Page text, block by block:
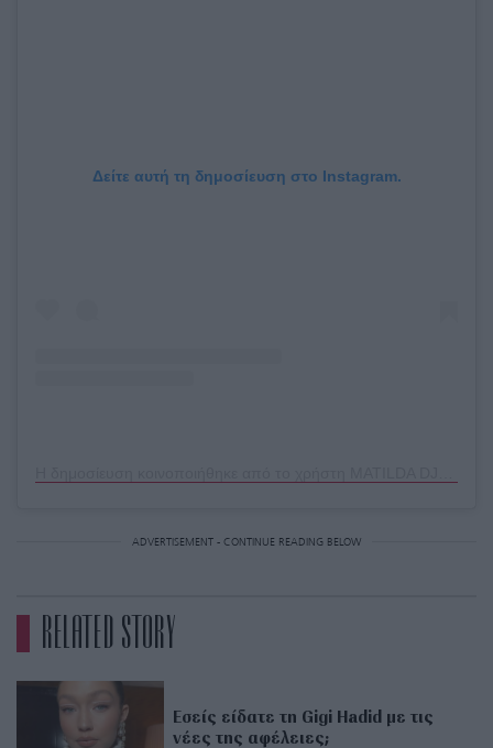
Δείτε αυτή τη δημοσίευση στο Instagram.
ADVERTISEMENT - CONTINUE READING BELOW
RELATED STORY
Εσείς είδατε τη Gigi Hadid με τις
νέες της αφέλειες;